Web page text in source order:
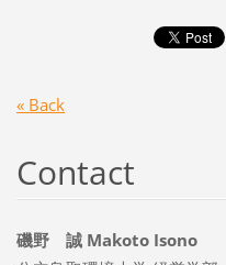
« Back
Contact
磯野 誠 Makoto Isono